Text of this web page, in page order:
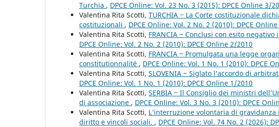
Turchia , DPCE Online: Vol. 23 No. 3 (2015): DPCE Online 3/
Valentina Rita Scotti, TURCHIA ‒ La Corte costituzionale
costituzionali , DPCE Online: Vol. 2 No. 2 (2010): DPCE
Valentina Rita Scotti, FRANCIA ‒ Conclusi con esito
DPCE Online: Vol. 2 No. 2 (2010): DPCE Online 2/2010
Valentina Rita Scotti, FRANCIA ‒ Promulgata una legge
constitutionnalité , DPCE Online: Vol. 1 No. 1 (2010): DPCE
Valentina Rita Scotti, SLOVENIA ‒ Siglato l’accordo di
DPCE Online: Vol. 1 No. 1 (2010): DPCE Online 1/2010
Valentina Rita Scotti, SERBIA ‒ Il Consiglio dei ministri
di associazione , DPCE Online: Vol. 3 No. 3 (2010): DPCE
Valentina Rita Scotti, L’interruzione volontaria di
diritto e vincoli sociali. , DPCE Online: Vol. 74 No. 2 (2026):